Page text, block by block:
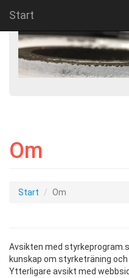
Start
Om
Start Om
Avsikten med
kunskap om styrketräning
Ytterligare avsikt med